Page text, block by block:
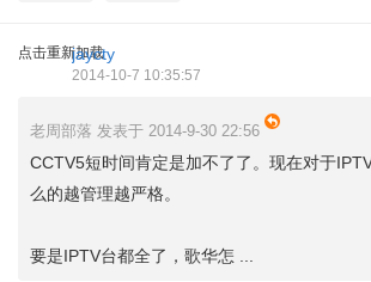
点击重新加载
jaycty
2014-10-7 10:35:57
老周部落 发表于 2014-9-30 22:56
CCTV5短时间肯定是加不了了。现在对于
么的越管理越严格。
要是IPTV台都全了，歌华怎 ...